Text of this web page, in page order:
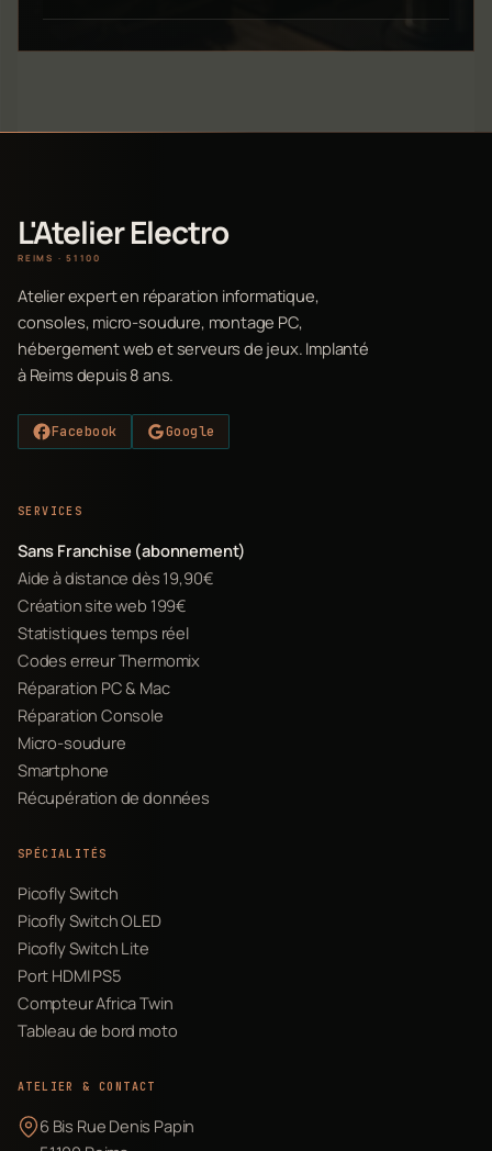
L'Atelier Electro
REIMS · 51100
Atelier expert en réparation informatique,
consoles, micro-soudure, montage PC,
hébergement web et serveurs de jeux. Implanté
à Reims depuis 8 ans.
Facebook Google
SERVICES
Sans Franchise (abonnement)
Aide à distance dès 19,90€
Création site web 199€
Statistiques temps réel
Codes erreur Thermomix
Réparation PC & Mac
Réparation Console
Micro-soudure
Smartphone
Récupération de données
SPÉCIALITÉS
Picofly Switch
Picofly Switch OLED
Picofly Switch Lite
Port HDMI PS5
Compteur Africa Twin
Tableau de bord moto
ATELIER & CONTACT
6 Bis Rue Denis Papin